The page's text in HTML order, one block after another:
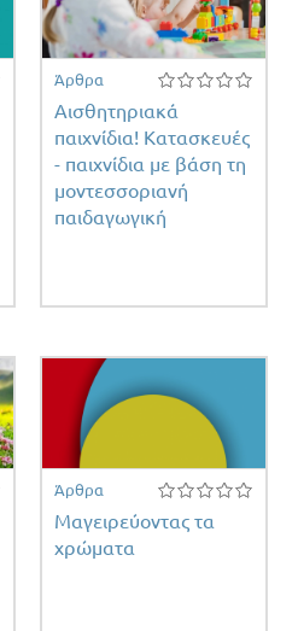
Άρθρα
Αισθητηριακά
παιχνίδια! Κατασκευές
- παιχνίδια με βάση τη
μοντεσσοριανή
παιδαγωγική
Άρθρα
Μαγειρεύοντας τα
χρώματα